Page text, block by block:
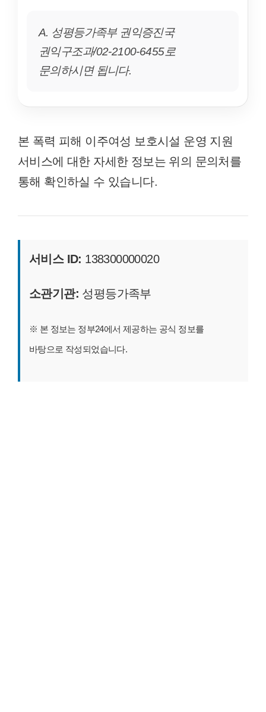
A. 성평등가족부 권익증진국
권익구조과/02-2100-6455로
문의하시면 됩니다.
본 폭력 피해 이주여성 보호시설 운영 지원
서비스에 대한 자세한 정보는 위의 문의처를
통해 확인하실 수 있습니다.
서비스 ID: 138300000020
소관기관: 성평등가족부
※ 본 정보는 정부24에서 제공하는 공식 정보를
바탕으로 작성되었습니다.